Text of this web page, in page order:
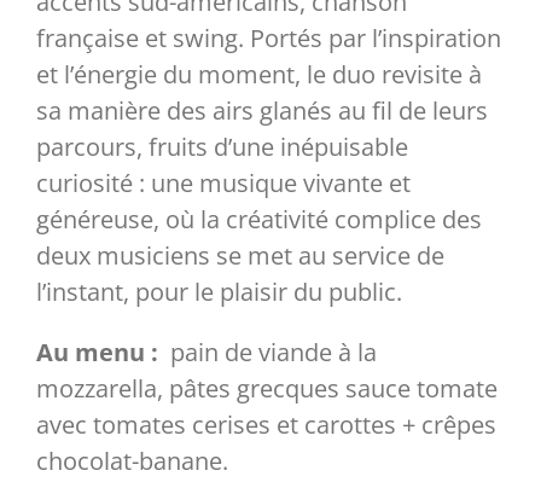
française et swing. Portés par l’inspiration
et l’énergie du moment, le duo revisite à
sa manière des airs glanés au fil de leurs
parcours, fruits d’une inépuisable
curiosité : une musique vivante et
généreuse, où la créativité complice des
deux musiciens se met au service de
l’instant, pour le plaisir du public.
Au menu : pain de viande à la
mozzarella, pâtes grecques sauce tomate
avec tomates cerises et carottes + crêpes
chocolat-banane.